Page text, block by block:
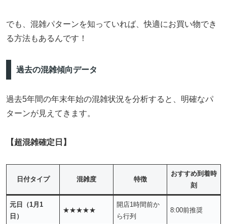
でも、混雑パターンを知っていれば、快適にお買い物でき
る方法もあるんです！
過去の混雑傾向データ
過去5年間の年末年始の混雑状況を分析すると、明確なパ
ターンが見えてきます。
【超混雑確定日】
日付タイプ 混雑度 特徴
おすすめ到着時
刻
元日（1月1
日）
★★★★★
開店1時間前か
ら行列
8:00前推奨